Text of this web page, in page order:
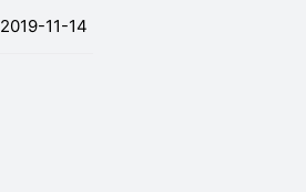
2019-11-14